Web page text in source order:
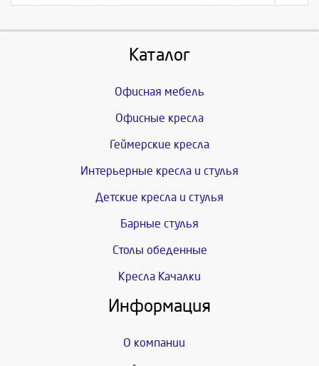
Каталог
Офисная мебель
Офисные кресла
Геймерские кресла
Интерьерные кресла и стулья
Детские кресла и стулья
Барные стулья
Столы обеденные
Кресла Качалки
Информация
О компании